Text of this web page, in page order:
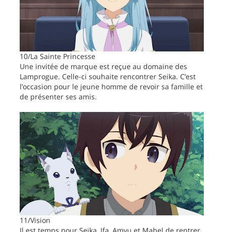
10/La Sainte Princesse
Une invitée de marque est reçue au domaine des
Lamprogue. Celle-ci souhaite rencontrer Seika. C’est
l’occasion pour le jeune homme de revoir sa famille et
de présenter ses amis.
11/Vision